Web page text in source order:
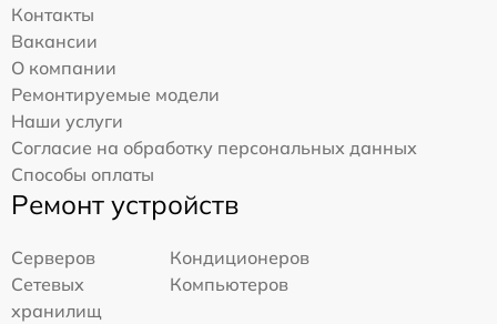
Контакты
Вакансии
О компании
Ремонтируемые модели
Наши услуги
Согласие на обработку персональных данных
Способы оплаты
Ремонт устройств
Серверов
Кондиционеров
Сетевых
хранилищ
Компьютеров